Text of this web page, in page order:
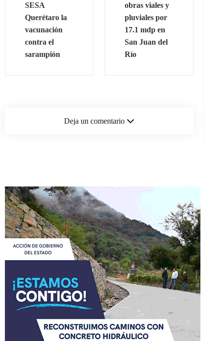
SESA
Querétaro la
vacunación
contra el
sarampión
obras viales y
pluviales por
17.1 mdp en
San Juan del
Río
Deja un comentario